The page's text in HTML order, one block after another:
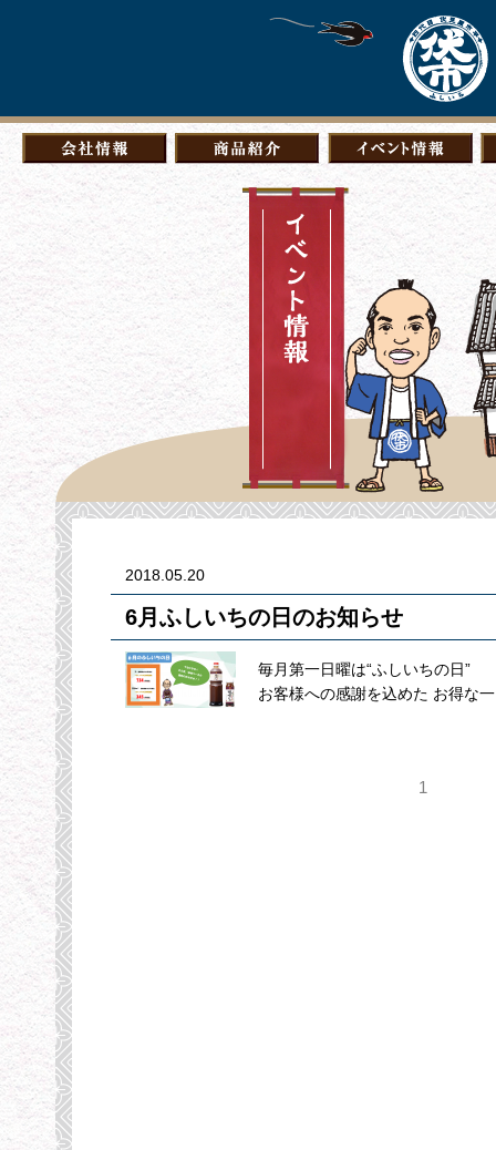
2018.05.20
6月ふしいちの日のお知らせ
毎月第一日曜は“ふしいちの日”
お客様への感謝を込めた お得な
1